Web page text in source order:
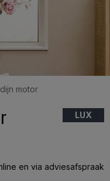
motor
LUX
en via adviesafspraak